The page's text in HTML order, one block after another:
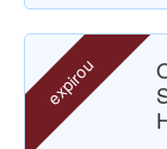
expirou